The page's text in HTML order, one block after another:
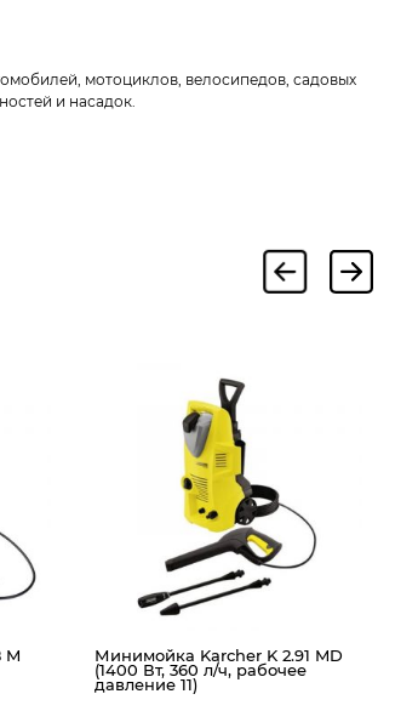
мотоциклов, велосипедов, садовых
и насадок.
M
Минимойка Karcher K 2.91 MD
(1400 Вт, 360 л/ч, рабочее
давление 11)